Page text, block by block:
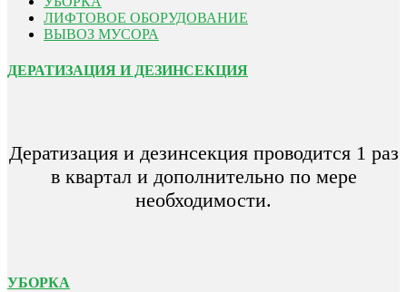
ЛИФТОВОЕ ОБОРУДОВАНИЕ
ВЫВОЗ МУСОРА
ДЕРАТИЗАЦИЯ И ДЕЗИНСЕКЦИЯ
Дератизация и дезинсекция проводится 1 раз
в квартал и дополнительно по мере
необходимости.
УБОРКА